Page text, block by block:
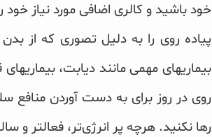
خود باشید و کالری اضافی مورد نیاز خود
پیاده روی را به دلیل تصوری که از
روی در روز برای به دست آوردن منافع
رها نکنید. هرچه پر انرژی‌تر، فعالتر و